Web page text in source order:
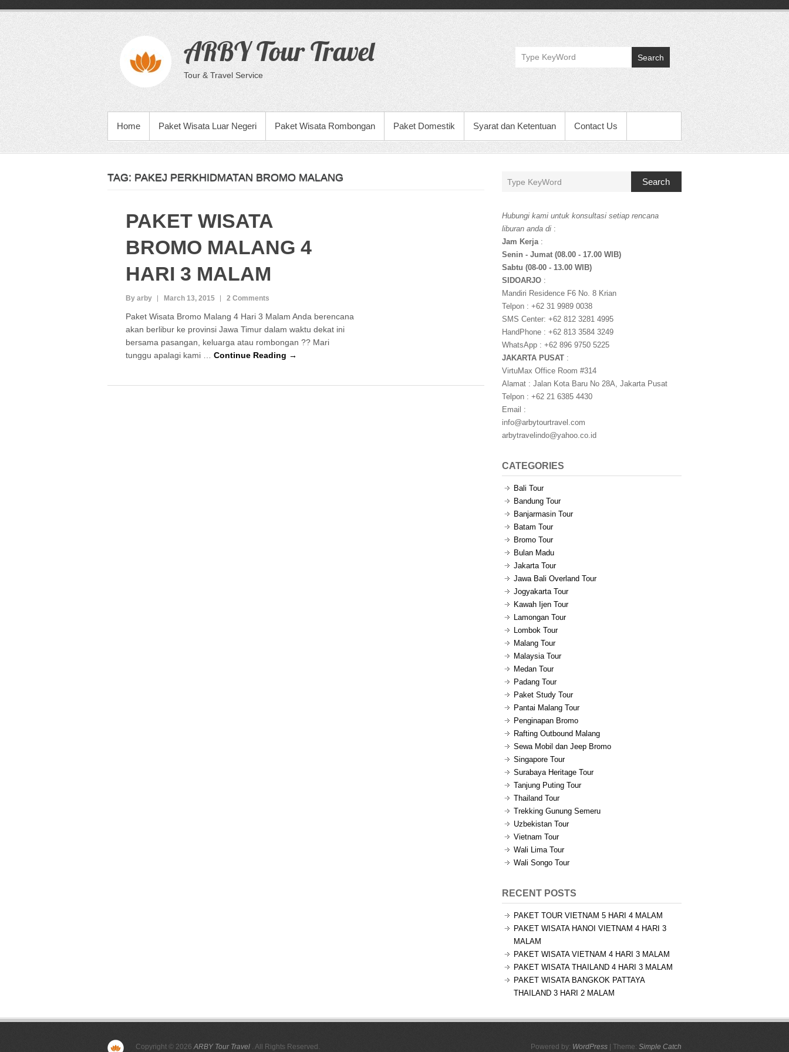
content
ARBY Tour Travel
Tour & Travel Service
Search
PRIMARY MENU
Home Paket Wisata Luar Negeri Paket Wisata Rombongan Paket Domestik Syarat dan Ketentuan Contact Us
TAG: PAKEJ PERKHIDMATAN BROMO MALANG
PAKET WISATA
BROMO MALANG 4
HARI 3 MALAM
By arby March 13, 2015 2 Comments
Paket Wisata Bromo Malang 4 Hari 3 Malam Anda berencana
akan berlibur ke provinsi Jawa Timur dalam waktu dekat ini
bersama pasangan, keluarga atau rombongan ?? Mari
tunggu apalagi kami … Continue Reading →
Search
Hubungi kami untuk konsultasi setiap rencana
liburan anda di :
Jam Kerja:
Senin - Jumat (08.00 - 17.00 WIB)
Sabtu (08-00 - 13.00 WIB)
SIDOARJO:
Mandiri Residence F6 No. 8 Krian
Telpon : +62 31 9989 0038
SMS Center: +62 812 3281 4995
HandPhone : +62 813 3584 3249
WhatsApp : +62 896 9750 5225
JAKARTA PUSAT :
VirtuMax Office Room #314
Alamat : Jalan Kota Baru No 28A, Jakarta Pusat
Telpon : +62 21 6385 4430
Email :
info@arbytourtravel.com
arbytravelindo@yahoo.co.id
CATEGORIES
Bali Tour
Bandung Tour
Banjarmasin Tour
Batam Tour
Bromo Tour
Bulan Madu
Jakarta Tour
Jawa Bali Overland Tour
Jogyakarta Tour
Kawah Ijen Tour
Lamongan Tour
Lombok Tour
Malang Tour
Malaysia Tour
Medan Tour
Padang Tour
Paket Study Tour
Pantai Malang Tour
Penginapan Bromo
Rafting Outbound Malang
Sewa Mobil dan Jeep Bromo
Singapore Tour
Surabaya Heritage Tour
Tanjung Puting Tour
Thailand Tour
Trekking Gunung Semeru
Uzbekistan Tour
Vietnam Tour
Wali Lima Tour
Wali Songo Tour
RECENT POSTS
PAKET TOUR VIETNAM 5 HARI 4 MALAM
PAKET WISATA HANOI VIETNAM 4 HARI 3
MALAM
PAKET WISATA VIETNAM 4 HARI 3 MALAM
PAKET WISATA THAILAND 4 HARI 3 MALAM
PAKET WISATA BANGKOK PATTAYA
THAILAND 3 HARI 2 MALAM
Copyright © 2026ARBY Tour Travel . All Rights Reserved. Powered by: WordPress | Theme: Simple Catch